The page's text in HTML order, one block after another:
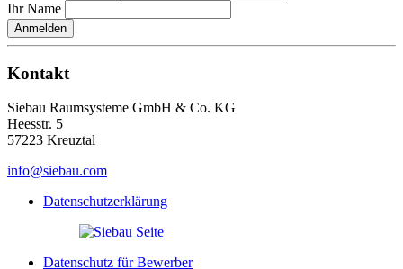
Ihr Name
Anmelden
Kontakt
Siebau Raumsysteme GmbH & Co. KG
Heesstr. 5
57223 Kreuztal
info@siebau.com
Datenschutzerklärung
Datenschutz für Bewerber